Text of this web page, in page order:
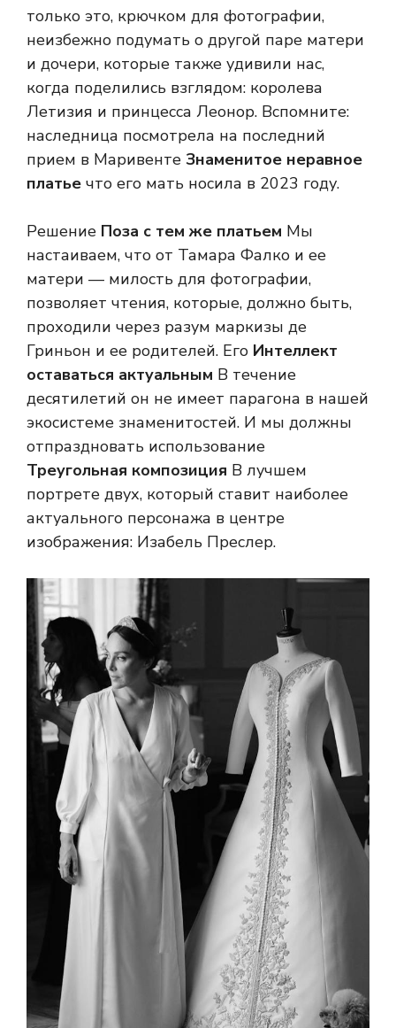
только это, крючком для фотографии,
неизбежно подумать о другой паре матери
и дочери, которые также удивили нас,
когда поделились взглядом: королева
Летизия и принцесса Леонор. Вспомните:
наследница посмотрела на последний
прием в Маривенте Знаменитое неравное
платье что его мать носила в 2023 году.
Решение Поза с тем же платьем Мы
настаиваем, что от Тамара Фалко и ее
матери — милость для фотографии,
позволяет чтения, которые, должно быть,
проходили через разум маркизы де
Гриньон и ее родителей. Его Интеллект
оставаться актуальным В течение
десятилетий он не имеет парагона в нашей
экосистеме знаменитостей. И мы должны
отпраздновать использование
Треугольная композиция В лучшем
портрете двух, который ставит наиболее
актуального персонажа в центре
изображения: Изабель Преслер.